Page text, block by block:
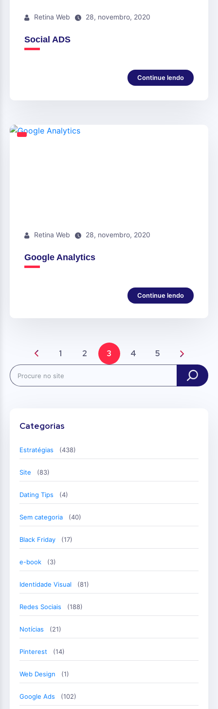
Retina Web 28, novembro, 2020
Social ADS
Continue lendo
Retina Web 28, novembro, 2020
Google Analytics
Continue lendo
1 2 3 4 5
Search
Categorias
Estratégias (438)
Site (83)
Dating Tips (4)
Sem categoria (40)
Black Friday (17)
e-book (3)
Identidade Visual (81)
Redes Sociais (188)
Notícias (21)
Pinterest (14)
Web Design (1)
Google Ads (102)